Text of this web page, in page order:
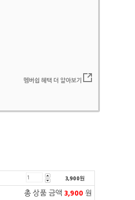
멤버쉽 혜택 더 알아보기
3,900원
총 상품 금액 3,900원